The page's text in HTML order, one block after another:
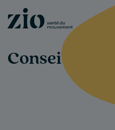
Conseils-santé